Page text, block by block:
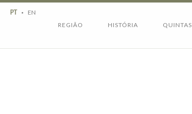
PT
EN
REGIÃO
HISTÓRIA QUINTAS
Região
História
Quintas